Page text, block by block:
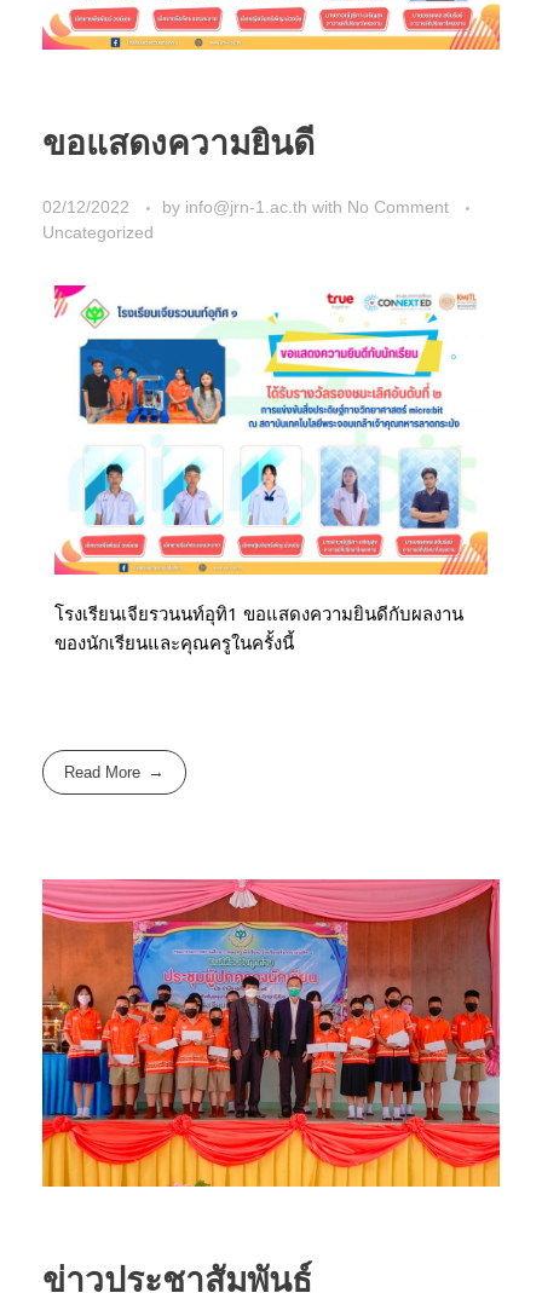
ขอแสดงความยินดี
02/12/2022 by info@jrn-1.ac.th with No Comment
Uncategorized
โรงเรียนเจียรวนนท์อุทิ1 ขอแสดงความยินดีกับผลงาน
ของนักเรียนและคุณครูในครั้งนี้
Read More
ข่าวประชาสัมพันธ์